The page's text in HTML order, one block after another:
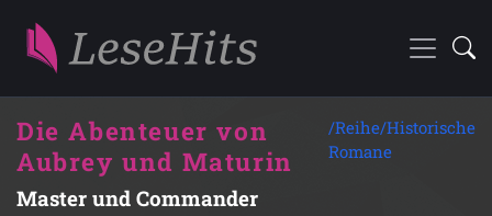
Die Abenteuer von
Aubrey und Maturin
Master und Commander
/Reihe/Historische
Romane